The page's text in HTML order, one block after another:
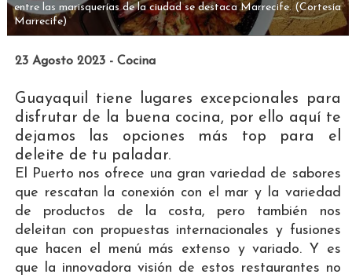
entre las marisquerías de la ciudad se destaca Marrecife.(Cortesía
Marrecife)
23 Agosto 2023 - Cocina
Guayaquil tiene lugares excepcionales para
disfrutar de la buena cocina, por ello aquí te
dejamos las opciones más top para el
deleite de tu paladar.
El Puerto nos ofrece una gran variedad de sabores
que rescatan la conexión con el mar y la variedad
de productos de la costa, pero también nos
deleitan con propuestas internacionales y fusiones
que hacen el menú más extenso y variado. Y es
que la innovadora visión de estos restaurantes no